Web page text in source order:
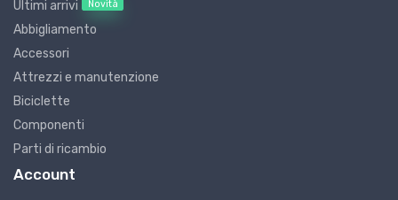
Ultimi arrivi Novità
Abbigliamento
Accessori
Attrezzi e manutenzione
Biciclette
Componenti
Parti di ricambio
Account